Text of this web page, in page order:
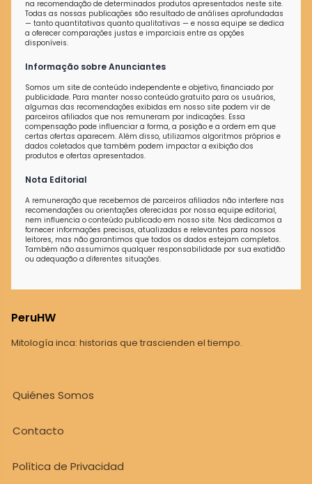
na recomendação de determinados produtos apresentados neste site.
Todas as nossas publicações são resultado de análises aprofundadas
— tanto quantitativas quanto qualitativas — e nossa equipe se dedica
a oferecer comparações justas e imparciais entre as opções
disponíveis.
Informação sobre Anunciantes
Somos um site de conteúdo independente e objetivo, financiado por
publicidade. Para manter nosso conteúdo gratuito para os usuários,
algumas das recomendações exibidas em nosso site podem vir de
parceiros afiliados que nos remuneram por indicações. Essa
compensação pode influenciar a forma, a posição e a ordem em que
certas ofertas aparecem. Além disso, utilizamos algoritmos próprios e
dados coletados que também podem impactar a exibição dos
produtos e ofertas apresentados.
Nota Editorial
A remuneração que recebemos de parceiros afiliados não interfere nas
recomendações ou orientações oferecidas por nossa equipe editorial,
nem influencia o conteúdo publicado em nosso site. Nos dedicamos a
fornecer informações precisas, atualizadas e relevantes para nossos
leitores, mas não garantimos que todos os dados estejam completos.
Também não assumimos qualquer responsabilidade por sua exatidão
ou adequação a diferentes situações.
PeruHW
Mitología inca: historias que trascienden el tiempo.
Quiénes Somos
Contacto
Política de Privacidad